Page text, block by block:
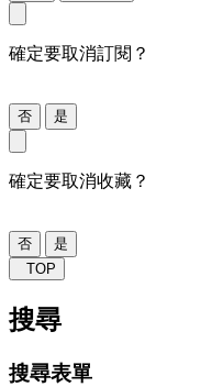
確定要取消訂閱？
否 是
確定要取消收藏？
否
是
TOP
搜尋
搜尋表單